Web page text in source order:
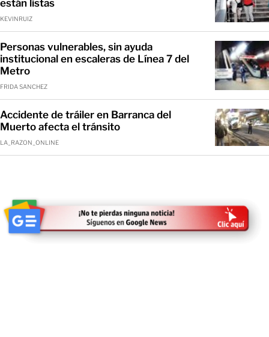
están listas
KEVINRUIZ
Personas vulnerables, sin ayuda
institucional en escaleras de Línea 7 del
Metro
FRIDA SANCHEZ
Accidente de tráiler en Barranca del
Muerto afecta el tránsito
LA_RAZON_ONLINE